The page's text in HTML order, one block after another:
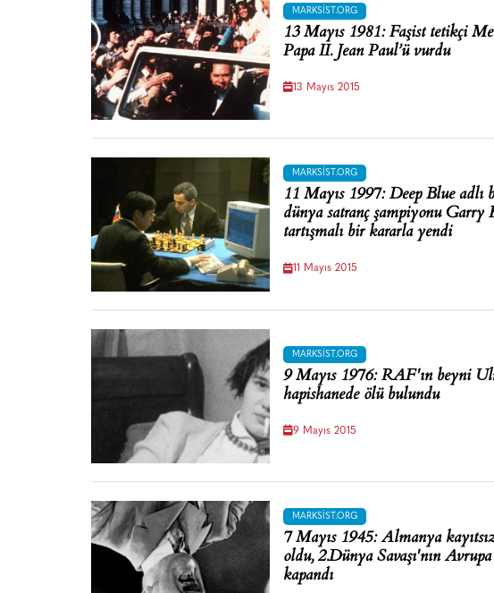
MARKSIST.ORG
13 Mayıs 1981: Faşist tetikçi
Papa II. Jean Paul’ü vurdu
13 Mayıs 2015
MARKSIST.ORG
11 Mayıs 1997: Deep Blue adlı
dünya satranç şampiyonu Garry
tartışmalı bir kararla yendi
11 Mayıs 2015
MARKSIST.ORG
9 Mayıs 1976: RAF'ın beyni
hapishanede ölü bulundu
9 Mayıs 2015
MARKSIST.ORG
7 Mayıs 1945: Almanya
oldu, 2.Dünya Savaşı'nın Avrupa
kapandı